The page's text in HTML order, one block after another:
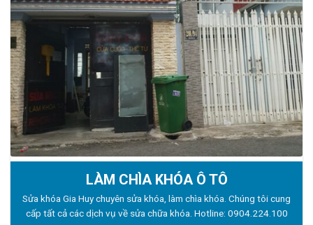
LÀM CHÌA KHÓA Ô TÔ
Sửa khóa Gia Huy chuyên sửa khóa, làm chìa khóa. Chúng tôi cung
cấp tất cả các dịch vụ về sửa chữa khóa. Hotline: 0904.224.100